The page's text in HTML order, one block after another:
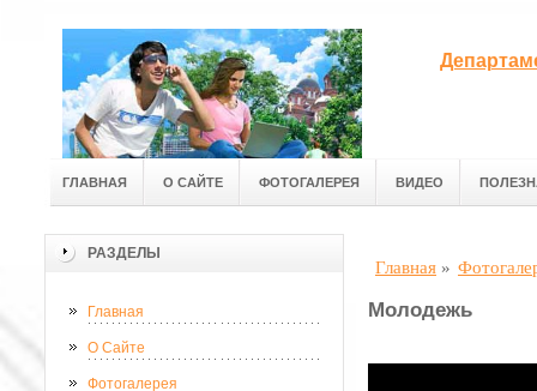
ГЛАВНАЯ О САЙТЕ ФОТОГАЛЕРЕЯ ВИДЕО
РАЗДЕЛЫ
Главная
О Сайте
Фотогалерея
Главная »
Молодежь